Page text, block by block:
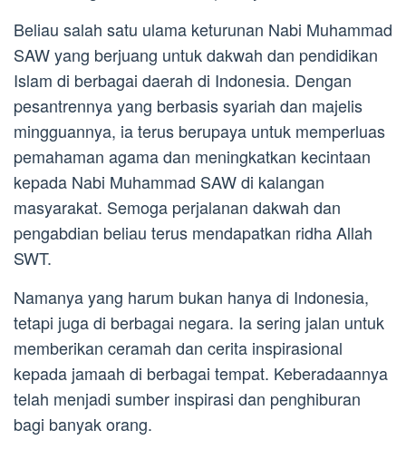
Beliau salah satu ulama keturunan Nabi Muhammad
SAW yang berjuang untuk dakwah dan pendidikan
Islam di berbagai daerah di Indonesia. Dengan
pesantrennya yang berbasis syariah dan majelis
mingguannya, ia terus berupaya untuk memperluas
pemahaman agama dan meningkatkan kecintaan
kepada Nabi Muhammad SAW di kalangan
masyarakat. Semoga perjalanan dakwah dan
pengabdian beliau terus mendapatkan ridha Allah
SWT.
Namanya yang harum bukan hanya di Indonesia,
tetapi juga di berbagai negara. Ia sering jalan untuk
memberikan ceramah dan cerita inspirasional
kepada jamaah di berbagai tempat. Keberadaannya
telah menjadi sumber inspirasi dan penghiburan
bagi banyak orang.